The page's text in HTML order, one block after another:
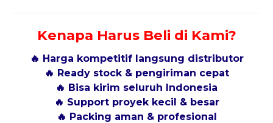
Kenapa Harus Beli di Kami?
🔥 Harga kompetitif langsung distributor
🔥 Ready stock & pengiriman cepat
🔥 Bisa kirim seluruh Indonesia
🔥 Support proyek kecil & besar
🔥 Packing aman & profesional